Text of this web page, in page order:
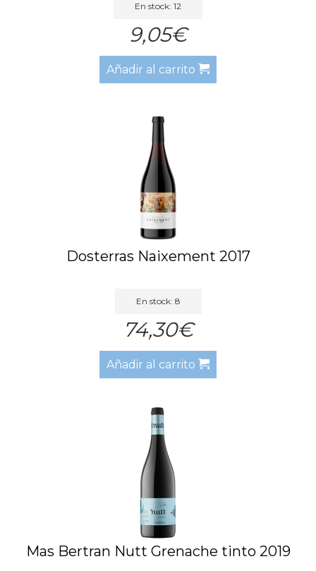
En stock: 12
9,05€
Añadir al carrito
Dosterras Naixement 2017
En stock: 8
74,30€
Añadir al carrito
Mas Bertran Nutt Grenache tinto 2019